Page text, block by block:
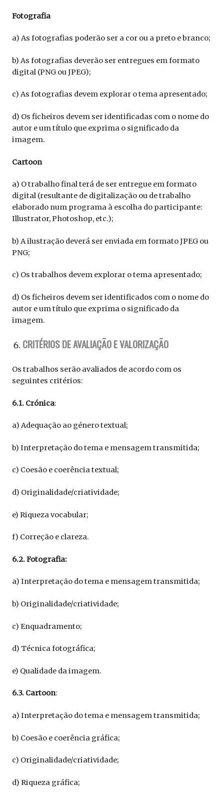
Fotografia
a) As fotografias poderão ser a cor ou a preto e branco;
b) As fotografias deverão ser entregues em formato
digital (PNG ou JPEG);
c) As fotografias devem explorar o tema apresentado;
d) Os ficheiros devem ser identificadas com o nome do
autor e um título que exprima o significado da
imagem.
Cartoon
a) O trabalho final terá de ser entregue em formato
digital (resultante de digitalização ou de trabalho
elaborado num programa à escolha do participante:
Illustrator, Photoshop, etc.);
b) A ilustração deverá ser enviada em formato JPEG ou
PNG;
c) Os trabalhos devem explorar o tema apresentado;
d) Os ficheiros devem ser identificados com o nome do
autor e um título que exprima o significado da
imagem.
CRITÉRIOS DE AVALIAÇÃO E VALORIZAÇÃO
Os trabalhos serão avaliados de acordo com os
seguintes critérios:
6.1. Crónica:
a) Adequação ao género textual;
b) Interpretação do tema e mensagem transmitida;
c) Coesão e coerência textual;
d) Originalidade/criatividade;
e) Riqueza vocabular;
f) Correção e clareza.
6.2. Fotografia:
a) Interpretação do tema e mensagem transmitida;
b) Originalidade/criatividade;
c) Enquadramento;
d) Técnica fotográfica;
e) Qualidade da imagem.
6.3. Cartoon:
a) Interpretação do tema e mensagem transmitida;
b) Coesão e coerência gráfica;
c) Originalidade/criatividade;
d) Riqueza gráfica;